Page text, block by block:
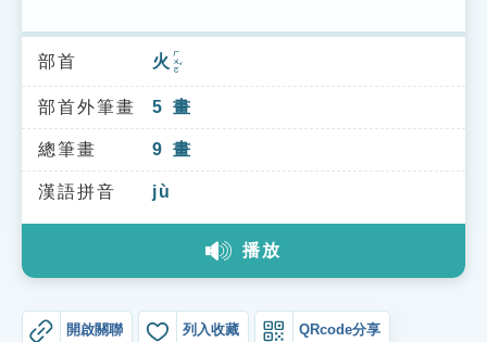
索引選單
知識索引
單字索引
生命大百科索引
部首 火 ㄏㄨㄛˇ
部首外筆畫 5 畫
總筆畫 9 畫
漢語拼音 jù
播放
開啟關聯 列入收藏 QRcode分享